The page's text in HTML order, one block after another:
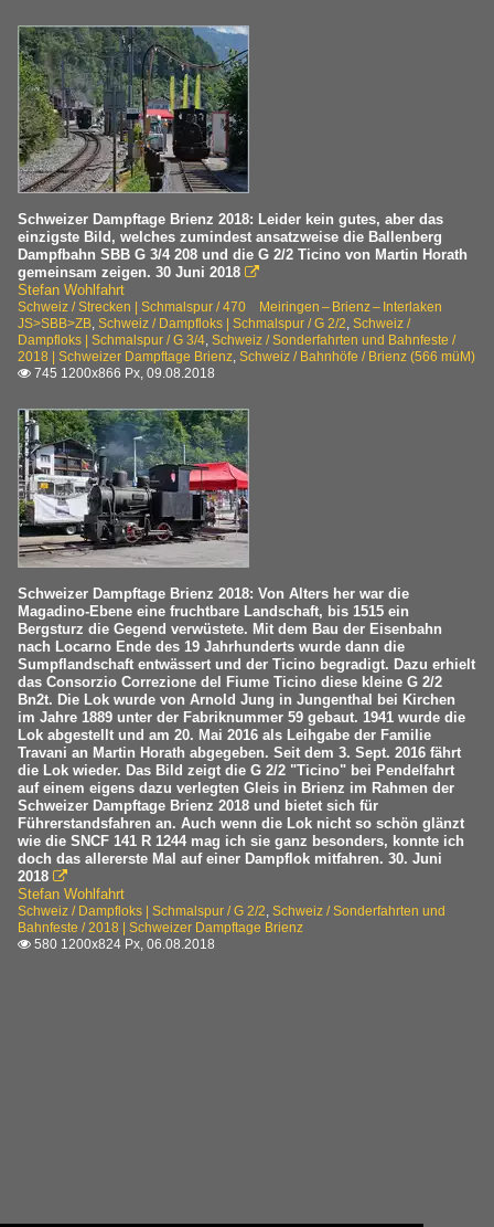
Schweizer Dampftage Brienz 2018: Leider kein gutes, aber das
einzigste Bild, welches zumindest ansatzweise die Ballenberg
Dampfbahn SBB G 3/4 208 und die G 2/2 Ticino von Martin Horath
gemeinsam zeigen. 30 Juni 2018 
Stefan Wohlfahrt
Schweiz / Strecken | Schmalspur / 470 Meiringen – Brienz – Interlaken
JS>SBB>ZB, Schweiz / Dampfloks | Schmalspur / G 2/2, Schweiz /
Dampfloks | Schmalspur / G 3/4, Schweiz / Sonderfahrten und Bahnfeste /
2018 | Schweizer Dampftage Brienz, Schweiz / Bahnhöfe / Brienz (566 müM)
 745 1200x866 Px, 09.08.2018
Schweizer Dampftage Brienz 2018: Von Alters her war die
Magadino-Ebene eine fruchtbare Landschaft, bis 1515 ein
Bergsturz die Gegend verwüstete. Mit dem Bau der Eisenbahn
nach Locarno Ende des 19 Jahrhunderts wurde dann die
Sumpflandschaft entwässert und der Ticino begradigt. Dazu erhielt
das Consorzio Correzione del Fiume Ticino diese kleine G 2/2
Bn2t. Die Lok wurde von Arnold Jung in Jungenthal bei Kirchen
im Jahre 1889 unter der Fabriknummer 59 gebaut. 1941 wurde die
Lok abgestellt und am 20. Mai 2016 als Leihgabe der Familie
Travani an Martin Horath abgegeben. Seit dem 3. Sept. 2016 fährt
die Lok wieder. Das Bild zeigt die G 2/2 "Ticino" bei Pendelfahrt
auf einem eigens dazu verlegten Gleis in Brienz im Rahmen der
Schweizer Dampftage Brienz 2018 und bietet sich für
Führerstandsfahren an. Auch wenn die Lok nicht so schön glänzt
wie die SNCF 141 R 1244 mag ich sie ganz besonders, konnte ich
doch das allererste Mal auf einer Dampflok mitfahren. 30. Juni
2018 
Stefan Wohlfahrt
Schweiz / Dampfloks | Schmalspur / G 2/2, Schweiz / Sonderfahrten und
Bahnfeste / 2018 | Schweizer Dampftage Brienz
 580 1200x824 Px, 06.08.2018